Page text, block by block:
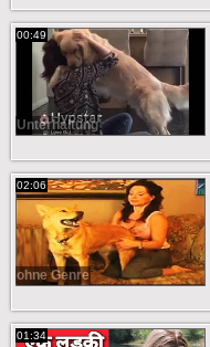
00:49
Unterhaltung
02:06
ohne Genre
01:34